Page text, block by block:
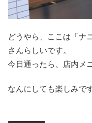
どうやら、ここは「ナ
さんらしいです。
今日通ったら、店内メ
なんにしても楽しみで